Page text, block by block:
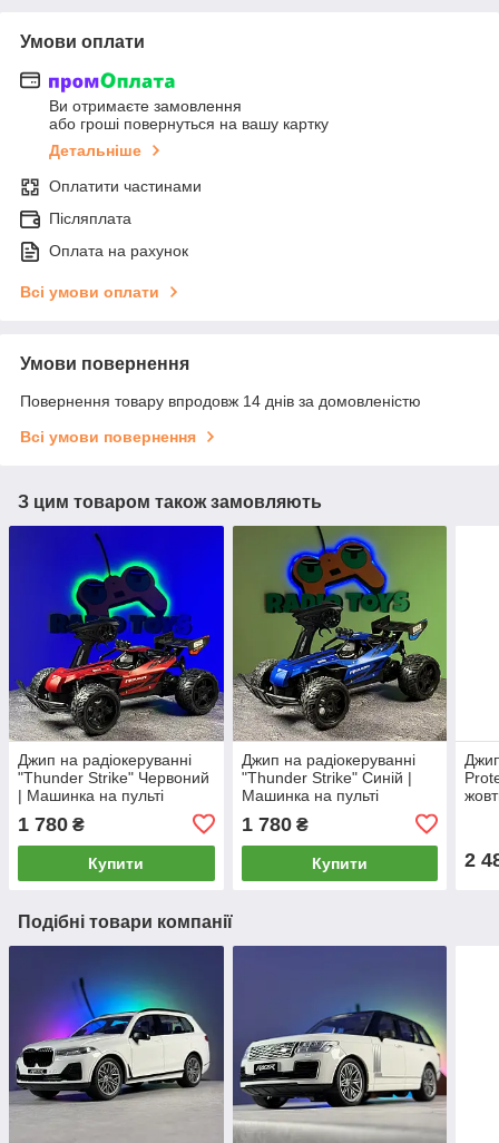
Умови оплати
Ви отримаєте замовлення
або гроші повернуться на вашу картку
Детальніше
Оплатити частинами
Післяплата
Оплата на рахунок
Всі умови оплати
Умови повернення
Повернення товару впродовж 14 днів за домовленістю
Всі умови повернення
З цим товаром також замовляють
Джип на радіокеруванні
"Thunder Strike" Червоний
| Машинка на пульті
управління| Монстр трак
на радіоуправлінні
1 780 ₴
Купити
Джип на радіокеруванні
"Thunder Strike" Синій |
Машинка на пульті
управління | Монстр трак
на радіоуправлінні
1 780₴
Купити 2
Подібні товари компанії